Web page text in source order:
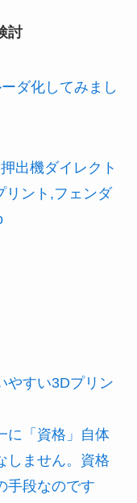
討
ダ化してみまし
出機ダイレクト
リント,フェンダ
やすい3Dプリン
「資格」自体
しません。資格
手段なのです